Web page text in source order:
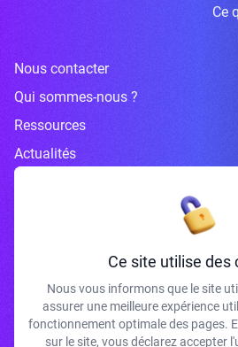
Ce
Nous contacter
Qui sommes-nous ?
Ressources
Actualités
Inscrivez-vous à la
J'accepte de recevoir vos e-mails et
votre politique de confidentialité
Ce site utilise des
Nous vous informons que le site
assurer une meilleure expérience
fonctionnement optimale des pages.
sur le site, vous déclarez accepter